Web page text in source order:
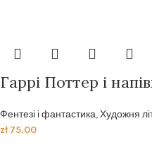
Гаррi Поттер i
Фентезі і фантастика,Художня
zł 75.00